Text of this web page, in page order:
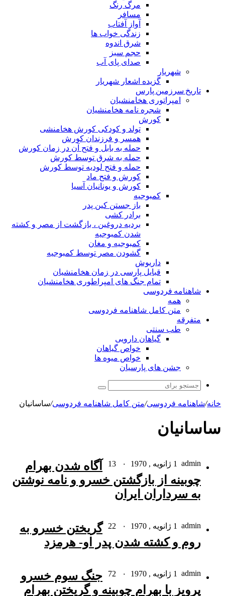
مرگ رنگ
مسافر
آواز آفتاب
زندگی خواب ها
شرق اندوه
حجم سبز
صدای پای آب
شهریار
گزیده اشعار شهریار
تاریخ سرزمین پارس
امپراتوری هخامنشیان
شجره نامه هخامنشیان
کورش
تولد و کودکی کورش هخامنشی
همسر و فرزندان کورش
حمله به بابل و فتح آن در زمان کورش
حمله به شرق توسط کورش
حمله و فتح لودیه توسط کورش
کورش و فتح ماد
کورش و یونانیان آسیا
کمبوجیه
باز جستن کین پدر
برادر کشی
بردیه دروغین ، بازگشت از مصر و کشته
شدن کمبوجیه
کمبوجیه و مغان
گشودن مصر توسط کمبوجیه
داریوش
قبایل پارسی در زمان هخامنشیان
تمام جنگ های امپراطوری هخامنشیان
شاهنامه فردوسی
همه
متن کامل شاهنامه فردوسی
متفرقه
طب سنتی
گیاهان دارویی
خواص گیاهان
خواص میوه ها
جشن های پارسیان
جستجو
برای
خانه/شاهنامه فردوسی/متن کامل شاهنامه فردوسی/ساسانیان
ساسانیان
admin 1 ژانویه , 1970 ۰
آگاه شدن بهرام
چوبینه از بازگشتن خسرو و نامه نوشتن
به سرداران ایران
admin 1 ژانویه , 1970 ۰
گریختن خسرو به
روم و کشته شدن پدر او- هرمزد
admin 1 ژانویه , 1970 ۰
جنگ سوم خسرو
پرویز با بهرام چوبینه و گریختن بهرام